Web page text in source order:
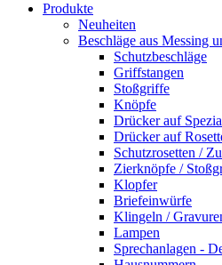
Produkte
Neuheiten
Beschläge aus Messing
Schutzbeschläge
Griffstangen
Stoßgriffe
Knöpfe
Drücker auf
Drücker auf
Schutzrosetten /
Zierknöpfe /
Klopfer
Briefeinwürfe
Klingeln /
Lampen
Sprechanlagen -